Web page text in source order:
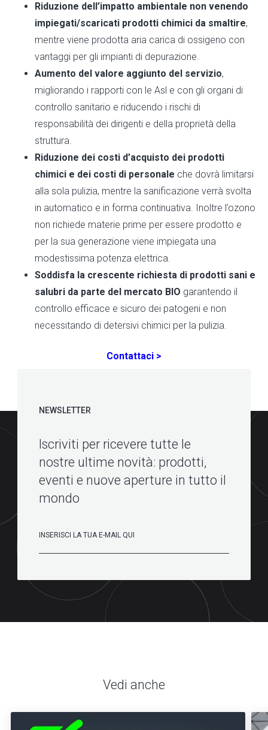
Riduzione dell’impatto ambientale non venendo
impiegati/scaricati prodotti chimici da smaltire,
mentre viene prodotta aria carica di ossigeno con
vantaggi per gli impianti di depurazione.
Aumento del valore aggiunto del servizio,
migliorando i rapporti con le Asl e con gli organi di
controllo sanitario e riducendo i rischi di
responsabilità dei dirigenti e della proprietà della
struttura.
Riduzione dei costi d’acquisto dei prodotti
chimici e dei costi di personale che dovrà limitarsi
alla sola pulizia, mentre la sanificazione verrà svolta
in automatico e in forma continuativa. Inoltre l’ozono
non richiede materie prime per essere prodotto e
per la sua generazione viene impiegata una
modestissima potenza elettrica.
Soddisfa la crescente richiesta di prodotti sani e
salubri da parte del mercato BIO garantendo il
controllo efficace e sicuro dei patogeni e non
necessitando di detersivi chimici per la pulizia.
Contattaci >
NEWSLETTER
Iscriviti per ricevere tutte le
nostre ultime novità: prodotti,
eventi e nuove aperture in tutto il
mondo
Vedi anche